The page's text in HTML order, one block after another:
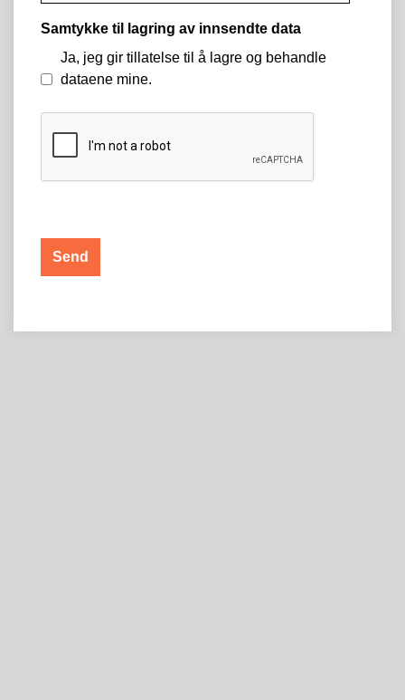
Samtykke til lagring av innsendte data
Ja, jeg gir tillatelse til å lagre og behandle
dataene mine.